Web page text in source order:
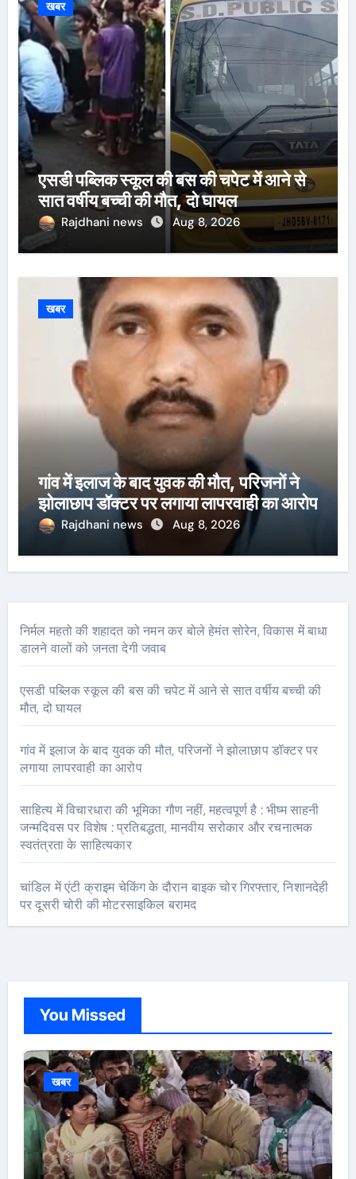
खबर
एसडी पब्लिक स्कूल की बस की चपेट में आने से
सात वर्षीय बच्ची की मौत, दो घायल
Rajdhani news Aug 8, 2026
खबर
गांव में इलाज के बाद युवक की मौत, परिजनों ने
झोलाछाप डॉक्टर पर लगाया लापरवाही का आरोप
Rajdhani news Aug 8, 2026
निर्मल महतो की शहादत को नमन कर बोले हेमंत सोरेन, विकास में बाधा
डालने वालों को जनता देगी जवाब
एसडी पब्लिक स्कूल की बस की चपेट में आने से सात वर्षीय बच्ची की
मौत, दो घायल
गांव में इलाज के बाद युवक की मौत, परिजनों ने झोलाछाप डॉक्टर पर
लगाया लापरवाही का आरोप
साहित्य में विचारधारा की भूमिका गौण नहीं, महत्वपूर्ण है : भीष्म साहनी
जन्मदिवस पर विशेष : प्रतिबद्धता, मानवीय सरोकार और रचनात्मक
स्वतंत्रता के साहित्यकार
चांडिल में एंटी क्राइम चेकिंग के दौरान बाइक चोर गिरफ्तार, निशानदेही
पर दूसरी चोरी की मोटरसाइकिल बरामद
You Missed
खबर